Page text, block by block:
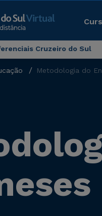
Cruzeiro do Sul
Metodologia do